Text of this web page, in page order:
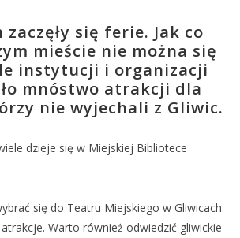
zaczęły się ferie. Jak co
mieście nie można się
instytucji i organizacji
mnóstwo atrakcji dla
nie wyjechali z Gliwic.
dzieje się w Miejskiej Bibliotece
się do Teatru Miejskiego w Gliwicach.
Warto również odwiedzić gliwickie